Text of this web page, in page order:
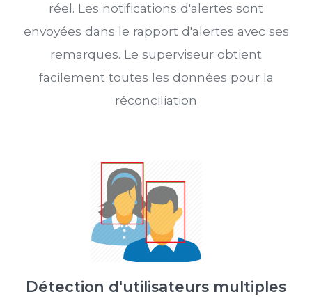
réel. Les notifications d'alertes sont
envoyées dans le rapport d'alertes avec ses
remarques. Le superviseur obtient
facilement toutes les données pour la
réconciliation
Détection d'utilisateurs multiples